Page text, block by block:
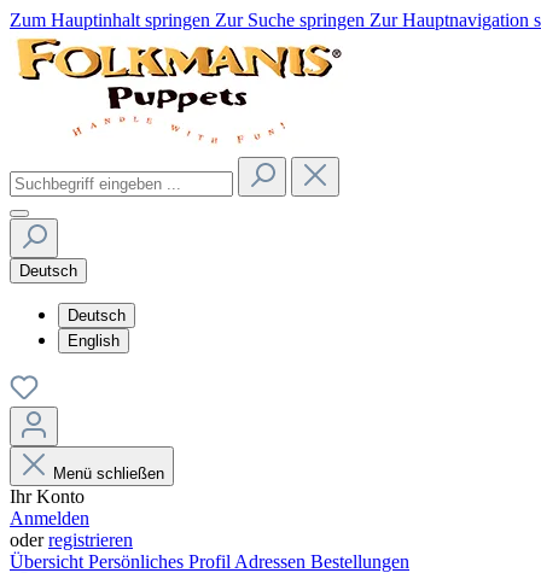
Zum Hauptinhalt springen Zur Suche springen Zur Hauptnavigation
Deutsch
Deutsch
English
Menü schließen
Ihr Konto
Anmelden
oderregistrieren
Übersicht Persönliches Profil Adressen Bestellungen